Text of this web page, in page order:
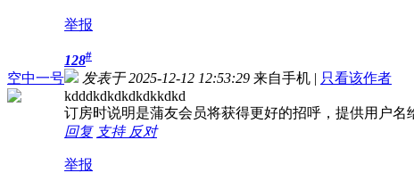
举报
空中一号
128#
发表于 2025-12-12 12:53:29 来自手机 | 只看该作者
kdddkdkdkdkdkkdkd
订房时说明是蒲友会员将获得更好的招呼，提供用户名
回复 支持 反对
举报